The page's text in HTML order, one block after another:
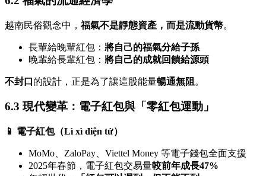
越南民俗觀念中，福氣不是靜態資產，而是流動貨幣。
長輩給晚輩紅包： 將自己的福氣分給子孫
晚輩給長輩紅包： 將自己的成就回饋給源頭
不封口 的設計，正是為了讓這股能量暢通無阻 。
6.3 現代變革：電子紅包與「零紅包運動」
📱 電子紅包（Lì xì điện tử）
MoMo、ZaloPay、Viettel Money 等電子錢包全面支援
2025年春節，電子紅包交易量較前年成長47%